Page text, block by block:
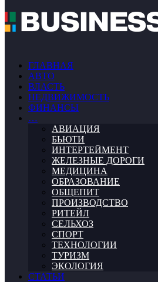
ГЛАВНАЯ
АВТО
ВЛАСТЬ
НЕДВИЖИМОСТЬ
ФИНАНСЫ
…
АВИАЦИЯ
БЬЮТИ
ИНТЕРТЕЙМЕНТ
ЖЕЛЕЗНЫЕ ДОРОГИ
МЕДИЦИНА
ОБРАЗОВАНИЕ
ОБЩЕПИТ
ПРОИЗВОДСТВО
РИТЕЙЛ
СЕЛЬХОЗ
СПОРТ
ТЕХНОЛОГИИ
ТУРИЗМ
ЭКОЛОГИЯ
СТАТЬИ